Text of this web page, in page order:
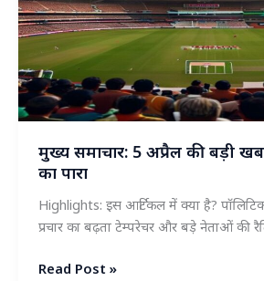
बॉडी
और
जबरदस्त
वर्कआउट
का
पूरा
मुख्य समाचार: 5 अप्रैल की बड़ी
का पारा
Highlights: इस आर्टिकल में क्या है?
प्रचार का बढ़ता टेम्परेचर और बड़े नेताओं की
मुख्य
Read Post »